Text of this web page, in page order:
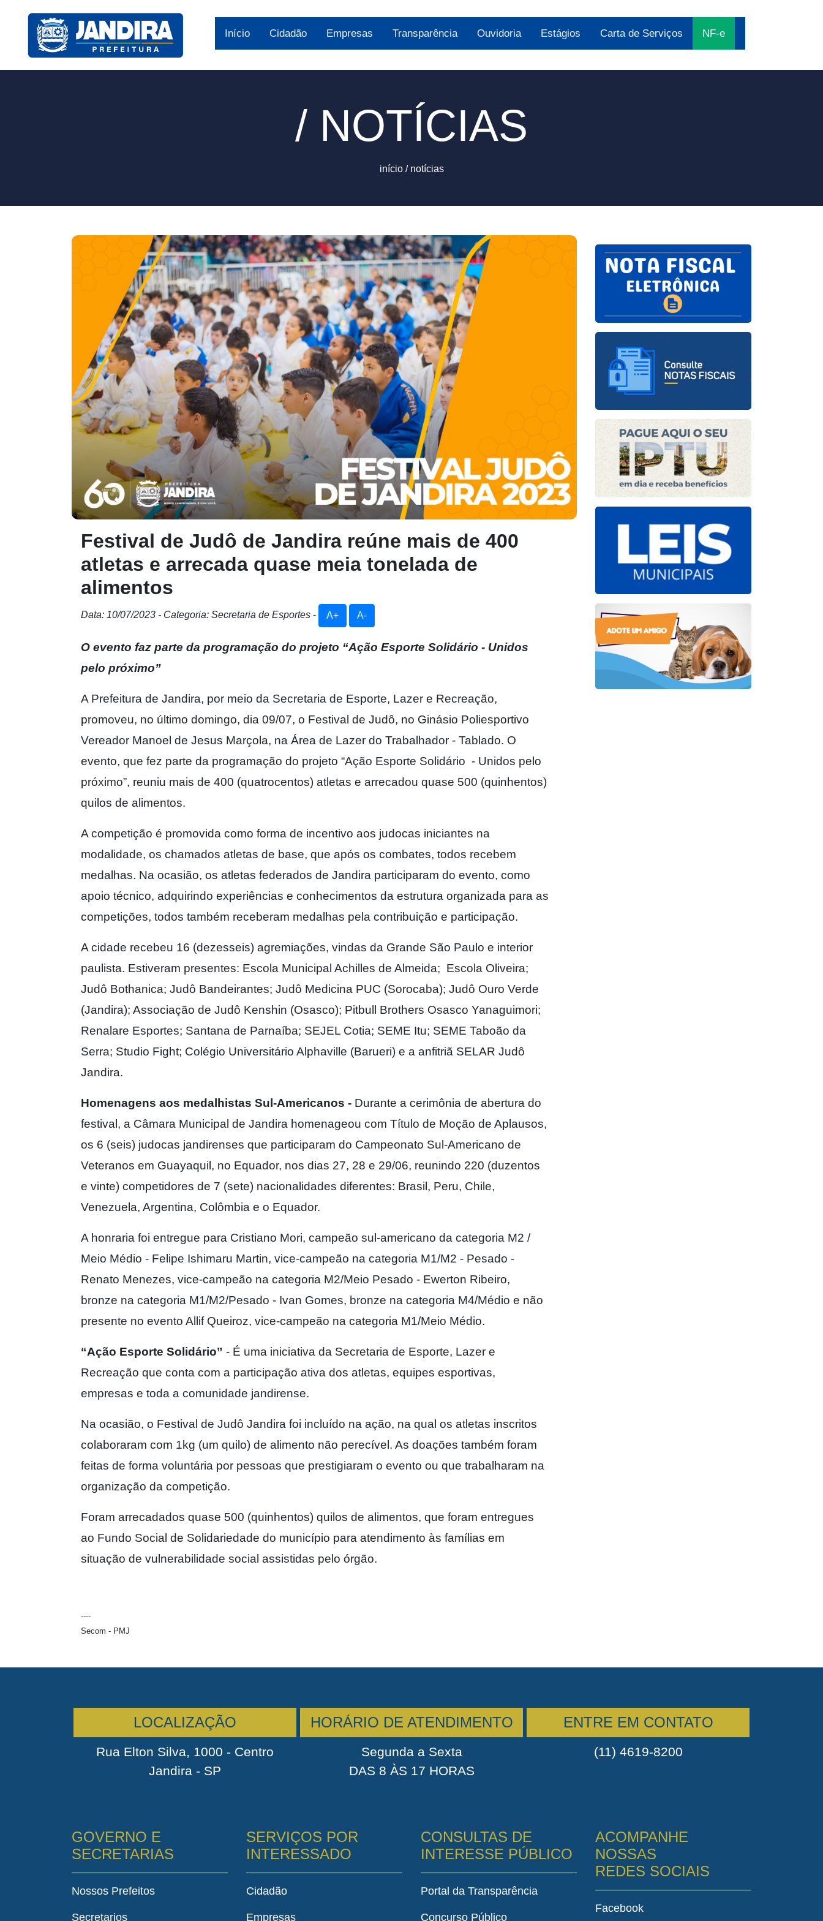
Início Cidadão Empresas Transparência Ouvidoria Estágios Carta de Serviços NF-e
/ NOTÍCIAS
início / notícias
Festival de Judô de Jandira reúne mais de 400
atletas e arrecada quase meia tonelada de
alimentos
Data: 10/07/2023 - Categoria: Secretaria de Esportes - A+ A-
O evento faz parte da programação do projeto “Ação Esporte Solidário - Unidos
pelo próximo”
A Prefeitura de Jandira, por meio da Secretaria de Esporte, Lazer e Recreação,
promoveu, no último domingo, dia 09/07, o Festival de Judô, no Ginásio Poliesportivo
Vereador Manoel de Jesus Marçola, na Área de Lazer do Trabalhador - Tablado. O
evento, que fez parte da programação do projeto “Ação Esporte Solidário - Unidos pelo
próximo”, reuniu mais de 400 (quatrocentos) atletas e arrecadou quase 500 (quinhentos)
quilos de alimentos.
A competição é promovida como forma de incentivo aos judocas iniciantes na
modalidade, os chamados atletas de base, que após os combates, todos recebem
medalhas. Na ocasião, os atletas federados de Jandira participaram do evento, como
apoio técnico, adquirindo experiências e conhecimentos da estrutura organizada para as
competições, todos também receberam medalhas pela contribuição e participação.
A cidade recebeu 16 (dezesseis) agremiações, vindas da Grande São Paulo e interior
paulista. Estiveram presentes: Escola Municipal Achilles de Almeida; Escola Oliveira;
Judô Bothanica; Judô Bandeirantes; Judô Medicina PUC (Sorocaba); Judô Ouro Verde
(Jandira); Associação de Judô Kenshin (Osasco); Pitbull Brothers Osasco Yanaguimori;
Renalare Esportes; Santana de Parnaíba; SEJEL Cotia; SEME Itu; SEME Taboão da
Serra; Studio Fight; Colégio Universitário Alphaville (Barueri) e a anfitriã SELAR Judô
Jandira.
Homenagens aos medalhistas Sul-Americanos - Durante a cerimônia de abertura do
festival, a Câmara Municipal de Jandira homenageou com Título de Moção de Aplausos,
os 6 (seis) judocas jandirenses que participaram do Campeonato Sul-Americano de
Veteranos em Guayaquil, no Equador, nos dias 27, 28 e 29/06, reunindo 220 (duzentos
e vinte) competidores de 7 (sete) nacionalidades diferentes: Brasil, Peru, Chile,
Venezuela, Argentina, Colômbia e o Equador.
A honraria foi entregue para Cristiano Mori, campeão sul-americano da categoria M2 /
Meio Médio - Felipe Ishimaru Martin, vice-campeão na categoria M1/M2 - Pesado -
Renato Menezes, vice-campeão na categoria M2/Meio Pesado - Ewerton Ribeiro,
bronze na categoria M1/M2/Pesado - Ivan Gomes, bronze na categoria M4/Médio e não
presente no evento Allif Queiroz, vice-campeão na categoria M1/Meio Médio.
“Ação Esporte Solidário” - É uma iniciativa da Secretaria de Esporte, Lazer e
Recreação que conta com a participação ativa dos atletas, equipes esportivas,
empresas e toda a comunidade jandirense.
Na ocasião, o Festival de Judô Jandira foi incluído na ação, na qual os atletas inscritos
colaboraram com 1kg (um quilo) de alimento não perecível. As doações também foram
feitas de forma voluntária por pessoas que prestigiaram o evento ou que trabalharam na
organização da competição.
Foram arrecadados quase 500 (quinhentos) quilos de alimentos, que foram entregues
ao Fundo Social de Solidariedade do município para atendimento às famílias em
situação de vulnerabilidade social assistidas pelo órgão.
----
Secom - PMJ
LOCALIZAÇÃO
Rua Elton Silva, 1000 - Centro
Jandira - SP
HORÁRIO DE ATENDIMENTO
Segunda a Sexta
DAS 8 ÀS 17 HORAS
ENTRE EM CONTATO
(11) 4619-8200
GOVERNO E
SECRETARIAS
Nossos Prefeitos
Secretarios
SERVIÇOS POR
INTERESSADO
Cidadão
Empresas
CONSULTAS DE
INTERESSE PÚBLICO
Portal da Transparência
Concurso Público
ACOMPANHE
NOSSAS
REDES SOCIAIS
Facebook